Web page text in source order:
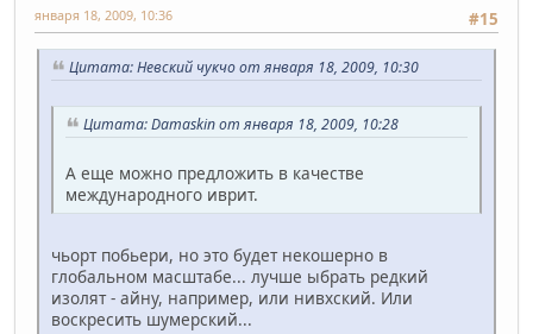
#15
января 18, 2009, 10:36
Цитата: Невский чукчо от января 18, 2009, 10:30
Цитата: Damaskin от января 18, 2009, 10:28
А еще можно предложить в качестве
международного иврит.
чьорт побьери, но это будет некошерно в
глобальном масштабе... лучше ыбрать редкий
изолят - айну, например, или нивхский. Или
воскресить шумерский...